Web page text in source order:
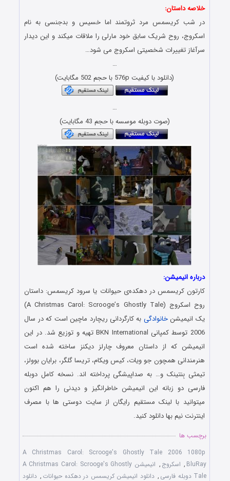
خلاصه داستان:
در شب کریسمس مرد ثروتمند اما خسیس و بدجنسی به نام
اسکروج، روح شریک سابق خود مارلی را ملاقات میکند و این دیدار
سرآغاز تغییرات شخصیتی اسکروج می شود…
…
(دانلود با کیفیت 576p با حجم 502 مگابایت)
…
(صوت دوبله موسسه با حجم 43 مگابایت)
درباره انیمیشن:
کارتون کریسمس در دهکده‌ی حیوانات یا سرود کریسمس: داستان
روح اسکروج (A Christmas Carol: Scrooge’s Ghostly Tale)
یک انیمیشنخانوادگی به کارگردانی ریچارد ماچین است که در سال
2006 توسط کمپانی BKN International تهیه و توزیع شد. در این
انیمیشن که از داستان معروف چارلز دیکنز ساخته شده است
هنرمندانی همچون جو ویات، کیس ویکام، تریسا گلگر، برایان بوولز،
تیمثی بِنتینک و… به صداپیشگی پرداخته اند. نسخه کامل دوبله
فارسی دو زبانه این انیمیشن خاطرانگیز و دیدنی را هم اکنون
میتوانید با لینک مستقیم رایگان از سایت دوستی ها با مصرف
اینترنت نیم بها دانلود کنید.
برچسب ها
A Christmas Carol: Scrooge's Ghostly Tale 2006 1080p
BluRay
, اسکروج ,
انیمیشن A Christmas Carol: Scrooge's Ghostly
Tale دوبله فارسی
, دانلود انیمیشن کریسمس در دهکده حیوانات , دانلود